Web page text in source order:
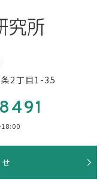
お問い合わせ
2丁目1-35